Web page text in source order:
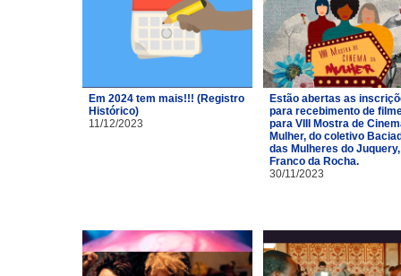
Em 2024 tem mais!!! (Registro
Histórico)
11/12/2023
Estão abertas as
para recebimento de
para VIII Mostra de
Mulher, do coletivo
das Mulheres do
Franco da Rocha.
30/11/2023